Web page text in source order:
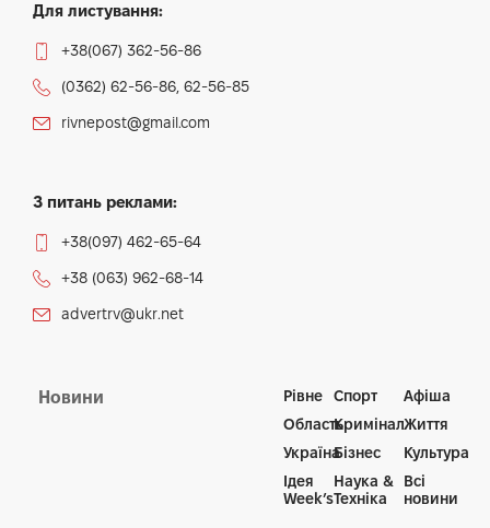
Для листування:
+38(067) 362-56-86
(0362) 62-56-86, 62-56-85
rivnepost@gmail.com
З питань реклами:
+38(097) 462-65-64
+38 (063) 962-68-14
advertrv@ukr.net
Новини
Рівне
Область
Україна
Ідея
Week’s
Спорт
Кримінал
Бізнес
Наука &
Техніка
Афіша
Життя
Культура
Всі
новини